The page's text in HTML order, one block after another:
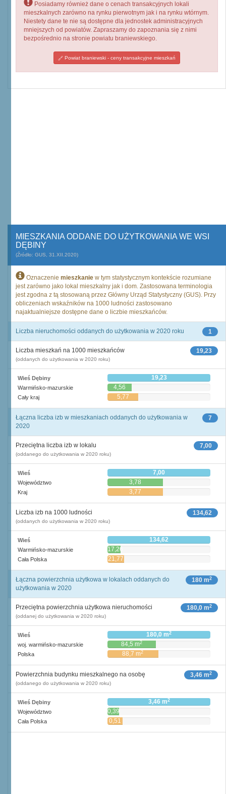
Posiadamy również dane o cenach transakcyjnych lokali
mieszkalnych zarówno na rynku pierwotnym jak i na rynku wtórnym.
Niestety dane te nie są dostępne dla jednostek administracyjnych
mniejszych od powiatów. Zapraszamy do zapoznania się z nimi
bezpośrednio na stronie powiatu braniewskiego.
Powiat braniewski - ceny transakcyjne mieszkań
MIESZKANIA ODDANE DO UŻYTKOWANIA WE WSI
DĘBINY
(Źródło: GUS, 31.XII.2020)
Oznaczenie mieszkanie w tym statystycznym kontekście rozumiane
jest zarówno jako lokal mieszkalny jak i dom. Zastosowana terminologia
jest zgodna z tą stosowaną przez Główny Urząd Statystyczny (GUS). Przy
obliczeniach wskaźników na 1000 ludności zastosowano
najaktualniejsze dostępne dane o liczbie mieszkańców.
1
Liczba nieruchomości oddanych do użytkowania w 2020 roku
19,23
Liczba mieszkań na 1000 mieszkańców
(oddanych do użytkowania w 2020 roku)
Wieś Dębiny 19,23
Warmińsko-mazurskie 4,56
Cały kraj 5,77
7
Łączna liczba izb w mieszkaniach oddanych do użytkowania w
2020
7,00
Przeciętna liczba izb w lokalu
(oddanego do użytkowania w 2020 roku)
Wieś 7,00
Województwo 3,78
Kraj 3,77
134,62
Liczba izb na 1000 ludności
(oddanych do użytkowania w 2020 roku)
Wieś 134,62
Warmińsko-mazurskie 17,26
Cała Polska 21,77
180 m2
Łączna powierzchnia użytkowa w lokalach oddanych do
użytkowania w 2020
180,0 m2
Przeciętna powierzchnia użytkowa nieruchomości
(oddanej do użytkowania w 2020 roku)
Wieś 180,0 m2
woj. warmińsko-mazurskie 84,5 m2
Polska 88,7 m2
3,46 m2
Powierzchnia budynku mieszkalnego na osobę
(oddanego do użytkowania w 2020 roku)
Wieś Dębiny 3,46 m2
Województwo
0,39
m2
Cała Polska
0,51